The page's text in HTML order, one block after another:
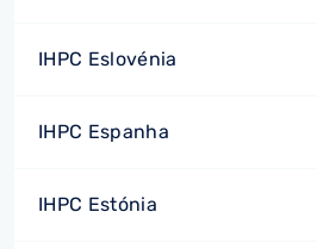
IHPC Eslovénia
IHPC Espanha
IHPC Estónia